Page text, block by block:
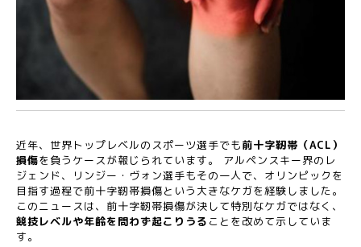
近年、世界トップレベルのスポーツ選手でも前十字靭帯（ACL）
損傷を負うケースが報じられています。 アルペンスキー界のレ
ジェンド、リンジー・ヴォン選手もその一人で、オリンピックを
目指す過程で前十字靭帯損傷という大きなケガを経験しました。
このニュースは、前十字靭帯損傷が決して特別なケガではなく、
競技レベルや年齢を問わず起こりうる ことを改めて示していま
す。